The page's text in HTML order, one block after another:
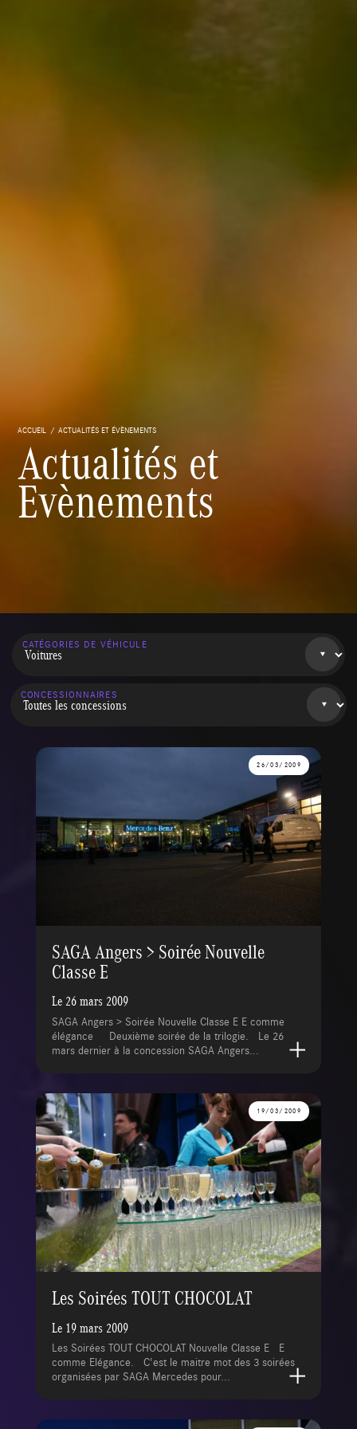
ACCUEIL ACTUALITÉS ET ÉVÈNEMENTS
Actualités et
Evènements
CATÉGORIES DE VÉHICULE
CONCESSIONNAIRES
26/03/2009
SAGA Angers > Soirée Nouvelle
Classe E
Le 26 mars 2009
SAGA Angers > Soirée Nouvelle Classe E E comme
élégance Deuxième soirée de la trilogie. Le 26
mars dernier à la concession SAGA Angers...
19/03/2009
Les Soirées TOUT CHOCOLAT
Le 19 mars 2009
Les Soirées TOUT CHOCOLAT Nouvelle Classe E E
comme Elégance. C'est le maitre mot des 3 soirées
organisées par SAGA Mercedes pour...